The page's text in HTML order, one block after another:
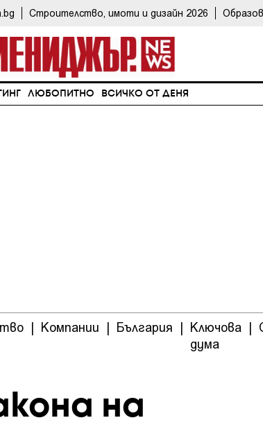
Строителство, имоти и дизайн 2026
ЛЮБОПИТНО ВСИЧКО ОТ ДЕНЯ
| Компании | България | Ключова
дума
|
на